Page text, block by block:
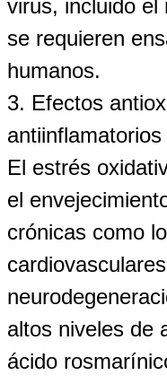
virus, incluido el
se requieren
humanos.
3. Efectos
antiinflamatorios
El estrés
el
crónicas como
altos niveles de
ácido